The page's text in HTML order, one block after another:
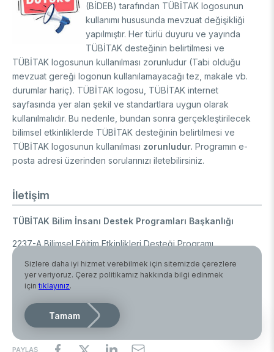
(BİDEB) tarafından TÜBİTAK logosunun
kullanımı hususunda mevzuat değişikliği
yapılmıştır. Her türlü duyuru ve yayında
TÜBİTAK desteğinin belirtilmesi ve
TÜBİTAK logosunun kullanılması zorunludur (Tabi olduğu
mevzuat gereği logonun kullanılamayacağı tez, makale vb.
durumlar hariç). TÜBİTAK logosu, TÜBİTAK internet
sayfasında yer alan şekil ve standartlara uygun olarak
kullanılmalıdır. Bu nedenle, bundan sonra gerçekleştirilecek
bilimsel etkinliklerde TÜBİTAK desteğinin belirtilmesi ve
TÜBİTAK logosunun kullanılması zorunludur. Programın e-
posta adresi üzerinden sorularınızı iletebilirsiniz.
İletişim
TÜBİTAK Bilim İnsanı Destek Programları Başkanlığı
2237-A Bilimsel Eğitim Etkinlikleri Desteği Programı
Adres: Tunus Caddesi No:80
06100 Kavaklıdere Ankara
444 66 90
E-posta:
bideb2237@tubitak.gov.tr
PAYLAŞ
Sizlere daha iyi hizmet verebilmek için sitemizde çerezlere
yer veriyoruz. Çerez politikamız hakkında bilgi edinmek
için tıklayınız.
Tamam